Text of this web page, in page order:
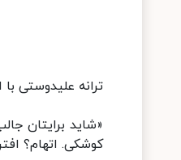
ترانه علیدوستی
‌«شاید برایتان
کوشکی. اتهام؟